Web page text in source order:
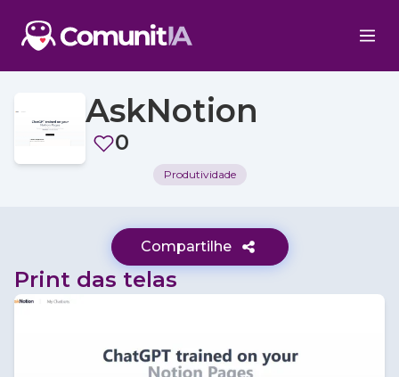
AskNotion
0
Produtividade
Compartilhe
Print das telas